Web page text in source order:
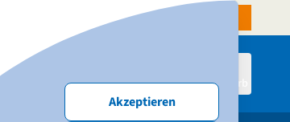
Akzeptieren
NABU-Website Spenden & Mitmachen
Anmelden Warenkorb